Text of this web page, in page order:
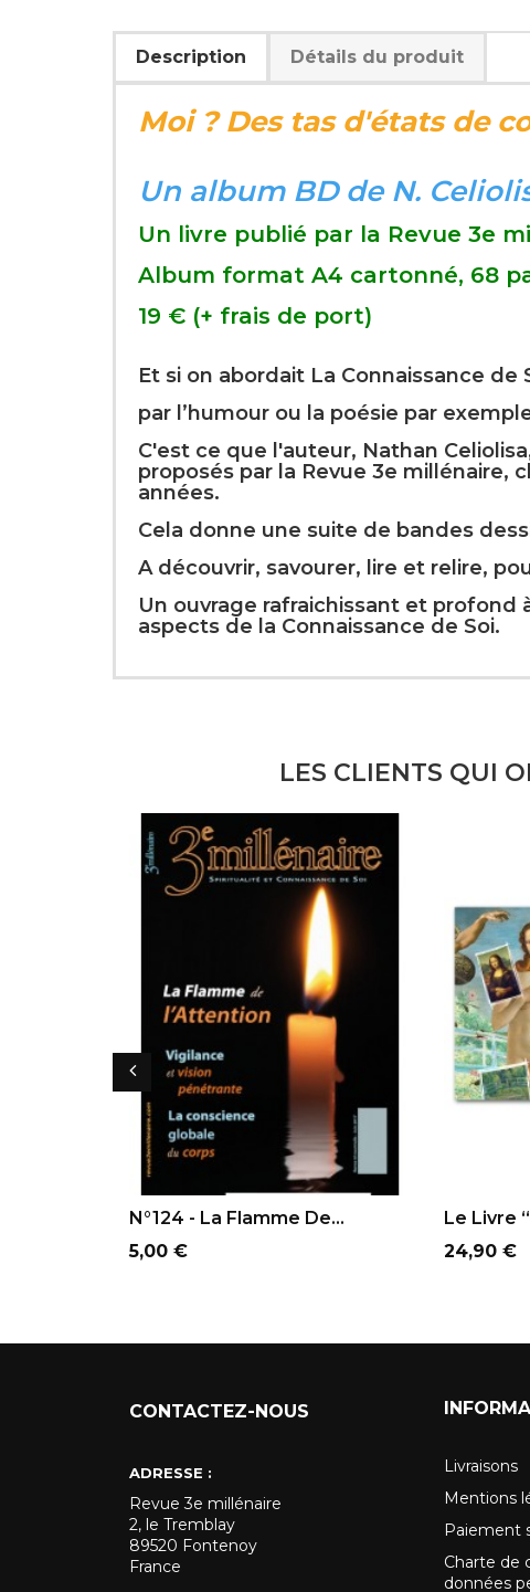
Description Détails du produit
Moi ? Des tas d'états de
Un album BD de N.
Un livre publié par la Revue 3e
Album format A4 cartonné, 68
19 € (+ frais de port)
Et si on abordait La Connaissance
par l’humour ou la poésie par
C'est ce que l'auteur, Nathan
proposés par la Revue 3e millénaire,
années.
Cela donne une suite de bandes
A découvrir, savourer, lire et relire,
Un ouvrage rafraichissant et
aspects de la Connaissance de Soi.
LES CLIENTS QUI
AJOUTER AU PANIER
N°124 - La Flamme De...
Prix
5,00 €
Le Livre
Prix
24,90 €
CONTACTEZ-NOUS
ADRESSE :
Revue 3e millénaire
2, le Tremblay
89520 Fontenoy
France
Livraisons
Mentions
Paiement
Charte de
données